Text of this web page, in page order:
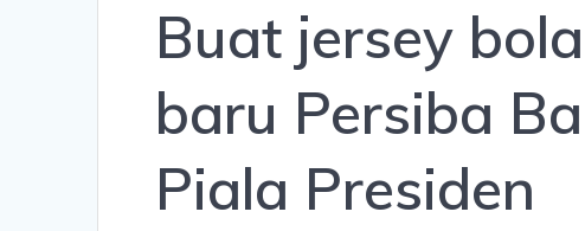
Buat jersey
baru Persiba
Piala Presiden